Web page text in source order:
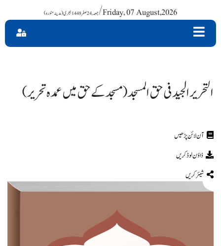
جمعہ , 24 صفر 1448 ہجری (مدینہ منورہ)/ Friday, 07 August,2026
التحریر الجید فی حق المسجد (مسجد کے حق میں عمدہ تحریر)
ڈاؤن لوڈ کریں
شیئر کریں